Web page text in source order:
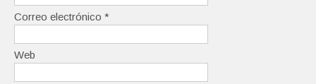
Correo electrónico *
Web